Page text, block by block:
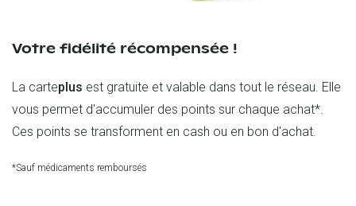
Votre fidélité récompensée !
La carteplus est gratuite et valable dans tout le réseau. Elle
vous permet d'accumuler des points sur chaque achat*.
Ces points se transforment en cash ou en bon d'achat.
*Sauf médicaments remboursés